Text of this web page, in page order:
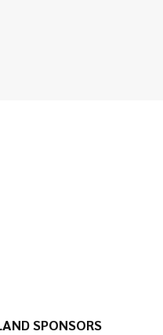
SPONSORS